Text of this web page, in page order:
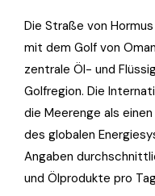
Die Straße von
mit dem Golf von
zentrale Öl- und
Golfregion. Die
die Meerenge als
des globalen
Angaben
und Ölprodukte pro